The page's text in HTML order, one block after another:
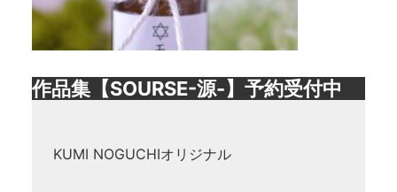
作品集【SOURSE-源-】予約受付中
KUMI NOGUCHIオリジナル